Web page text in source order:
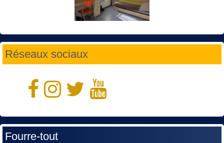
Réseaux sociaux
Fourre-tout